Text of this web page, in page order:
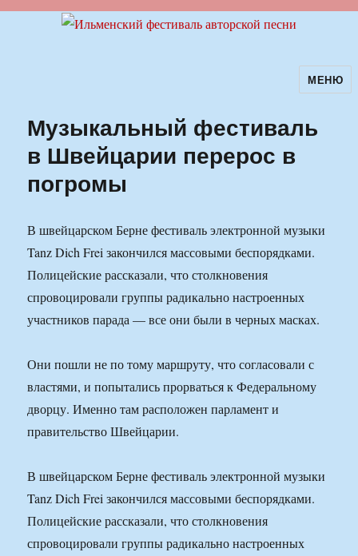
Ильменский фестиваль авторскойМЕНЮ
Музыкальный фестиваль
в Швейцарии перерос в
погромы
В швейцарском Берне фестиваль электронной музыки
Tanz Dich Frei закончился массовыми беспорядками.
Полицейские рассказали, что столкновения
спровоцировали группы радикально настроенных
участников парада — все они были в черных масках.
Они пошли не по тому маршруту, что согласовали с
властями, и попытались прорваться к Федеральному
дворцу. Именно там расположен парламент и
правительство Швейцарии.
В швейцарском Берне фестиваль электронной музыки
Tanz Dich Frei закончился массовыми беспорядками.
Полицейские рассказали, что столкновения
спровоцировали группы радикально настроенных